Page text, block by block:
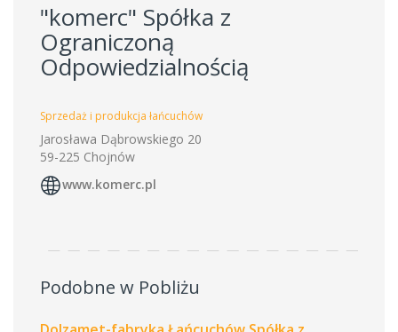
"komerc" Spółka z
Ograniczoną
Odpowiedzialnością
Sprzedaż i produkcja łańcuchów
Jarosława Dąbrowskiego 20
59-225 Chojnów
www.komerc.pl
Podobne w Pobliżu